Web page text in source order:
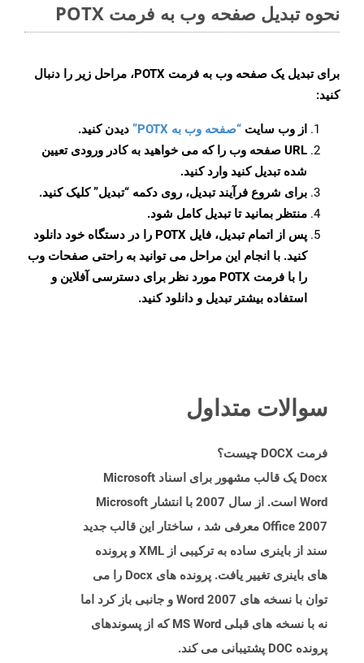
نحوه تبدیل صفحه وب به فرمت POTX
برای تبدیل یک صفحه وب به فرمت POTX، مراحل زیر را دنبال
کنید:
از وب سایت “صفحه وب به POTX”
دیدن کنید.
URL صفحه وب را که می خواهید به کادر ورودی تعیین
شده تبدیل کنید وارد کنید.
برای شروع فرآیند تبدیل، روی دکمه “تبدیل” کلیک کنید.
منتظر بمانید تا تبدیل کامل شود.
پس از اتمام تبدیل، فایل POTX را در دستگاه خود دانلود
کنید. با انجام این مراحل می توانید به راحتی صفحات وب
را با فرمت POTX مورد نظر برای دسترسی آفلاین و
استفاده بیشتر تبدیل و دانلود کنید.
سوالات متداول
فرمت DOCX چیست؟
Docx یک قالب مشهور برای اسناد Microsoft
Word است. از سال 2007 با انتشار Microsoft
Office 2007 معرفی شد ، ساختار این قالب جدید
سند از باینری ساده به ترکیبی از XML و پرونده
های باینری تغییر یافت. پرونده های Docx را می
توان با نسخه های Word 2007 و جانبی باز کرد اما
نه با نسخه های قبلی MS Word که از پسوندهای
پرونده DOC پشتیبانی می کند.